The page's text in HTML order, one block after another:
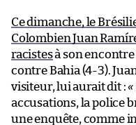
Ce dimanche, le
Colombien Juan
racistesà son encontre
contre Bahia (4-3).
visiteur, lui aurait dit :«
accusations, la police
une enquête, comme